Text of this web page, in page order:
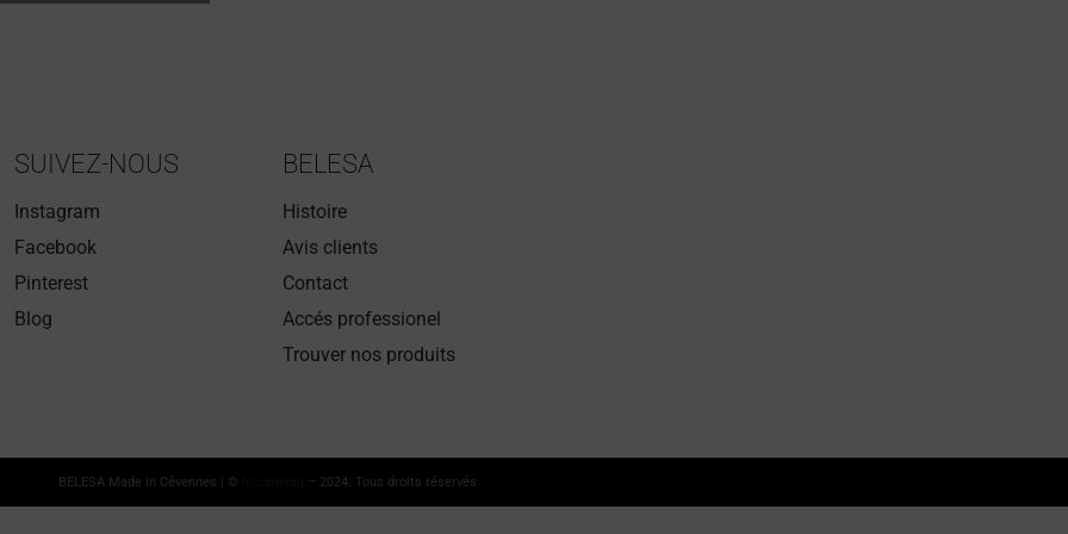
SUIVEZ-NOUS
Instagram
Facebook
Pinterest
Blog
BELESA
Histoire
Avis clients
Contact
Accés professionel
Trouver nos produits
BELESA Made in Cévennes | © – 2024. Tous droits réservés